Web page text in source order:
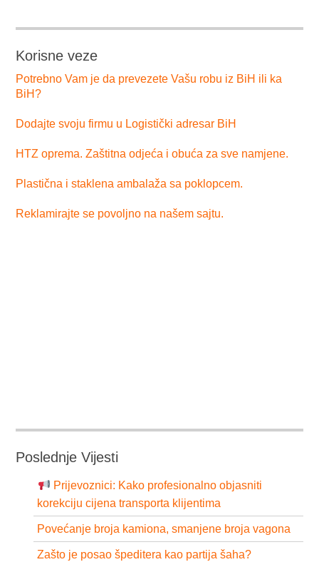
Korisne veze
Potrebno Vam je da prevezete Vašu robu iz BiH ili ka
BiH?
Dodajte svoju firmu u Logistički adresar BiH
HTZ oprema. Zaštitna odjeća i obuća za sve namjene.
Plastična i staklena ambalaža sa poklopcem.
Reklamirajte se povoljno na našem sajtu.
Poslednje Vijesti
Prijevoznici: Kako profesionalno objasniti
korekciju cijena transporta klijentima
Povećanje broja kamiona, smanjene broja vagona
Zašto je posao špeditera kao partija šaha?